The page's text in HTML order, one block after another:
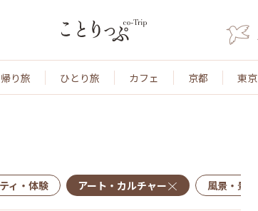
り旅 ひとり旅 カフェ 京都 東京
ィ・体験 アート・カルチャー 風景・景色